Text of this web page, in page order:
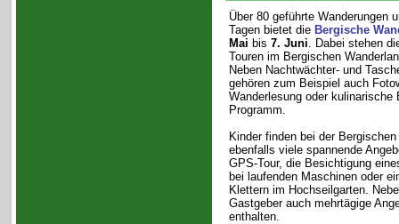
Über 80 geführte Wanderungen
Tagen bietet die Bergische
Mai bis 7. Juni. Dabei stehen
Touren im Bergischen
Neben Nachtwächter- und
gehören zum Beispiel auch
Wanderlesung oder kulinarische
Programm.
Kinder finden bei der
ebenfalls viele spannende
GPS-Tour, die Besichtigung
bei laufenden Maschinen oder
Klettern im Hochseilgarten.
Gastgeber auch mehrtägige
enthalten.